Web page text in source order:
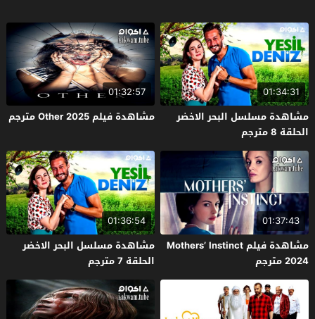
01:34:31
مشاهدة مسلسل البحر الاخضر
الحلقة 8 مترجم
01:32:57
مشاهدة فيلم Other 2025 مترجم
01:37:43
مشاهدة فيلم Mothers’ Instinct
2024 مترجم
01:36:54
مشاهدة مسلسل البحر الاخضر
الحلقة 7 مترجم